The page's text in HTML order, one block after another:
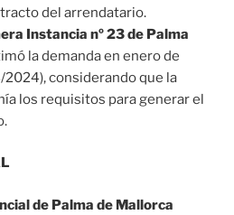
del arrendatario.
Instancia nº 23 de Palma
la demanda en enero de
considerando que la
los requisitos para generar el
de Palma de Mallorca